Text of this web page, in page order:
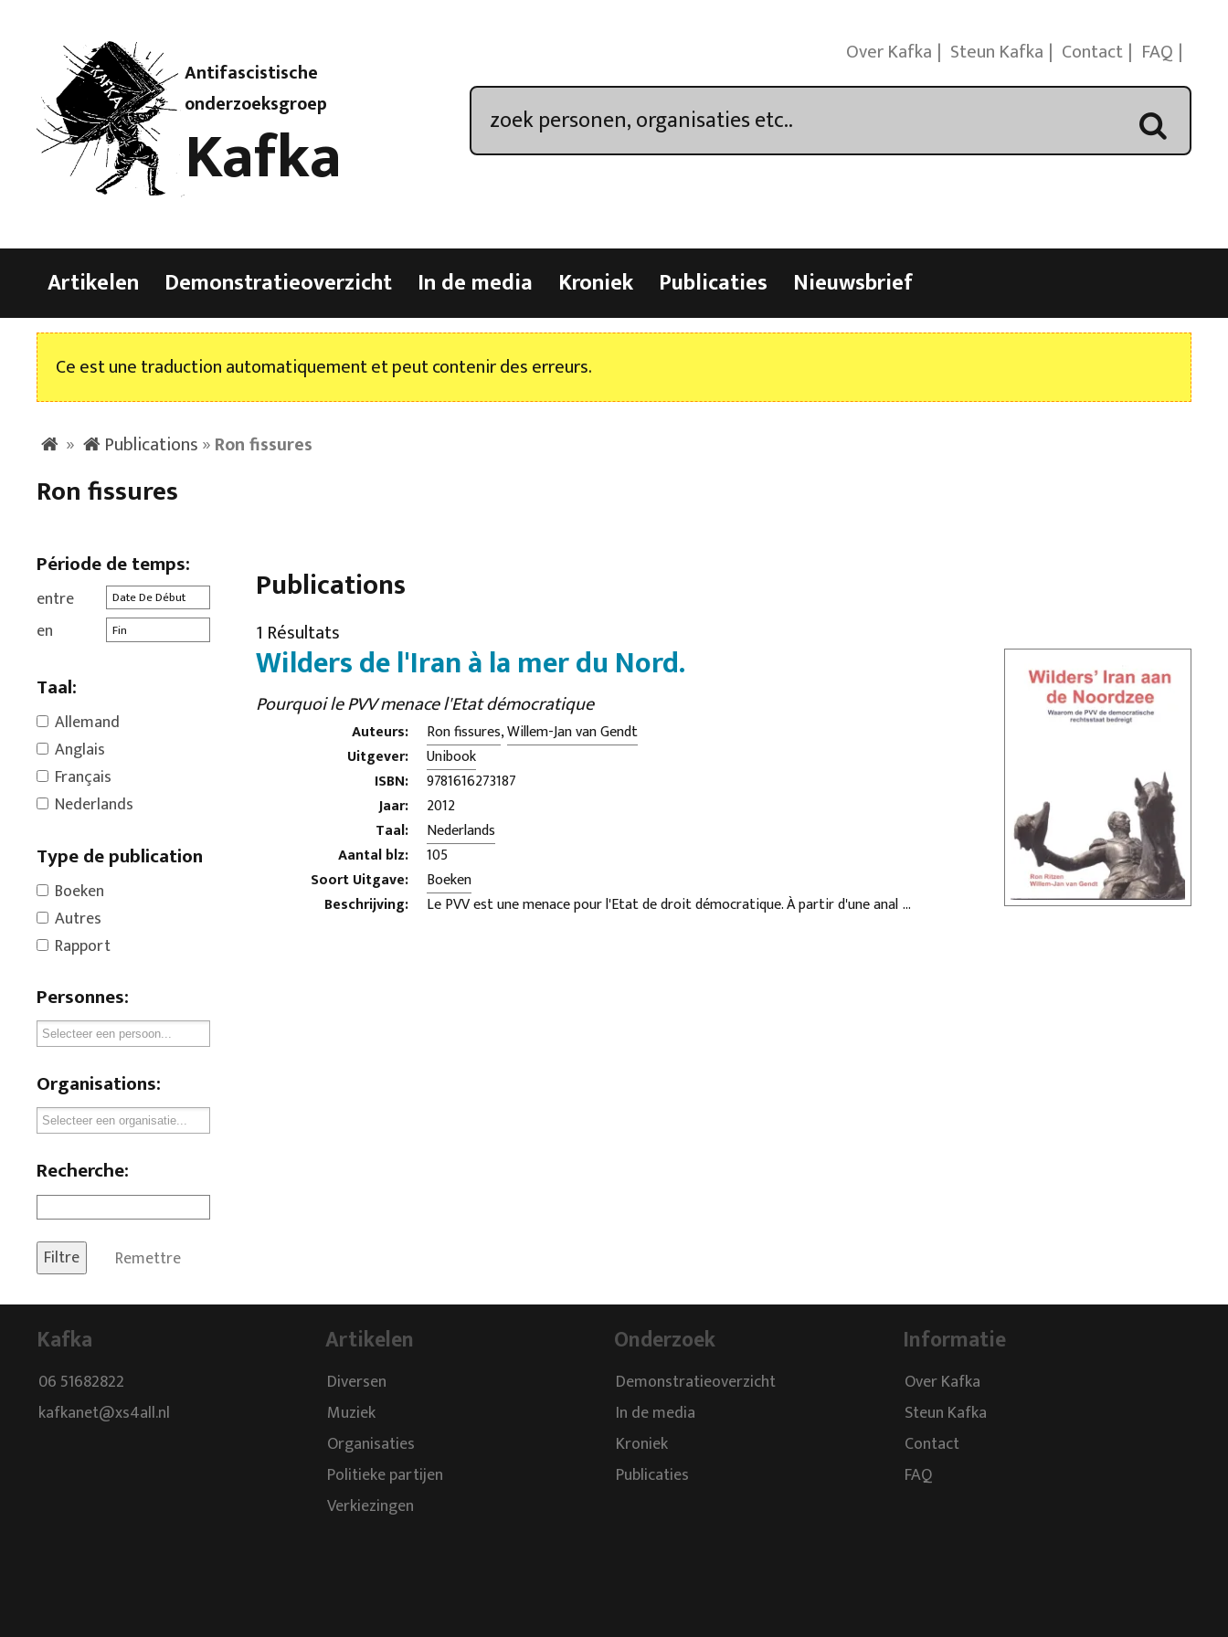
Antifascistische
onderzoeksgroep
Kafka
Over Kafka Steun Kafka Contact FAQ
Artikelen Demonstratieoverzicht In de media Kroniek Publicaties Nieuwsbrief
Ce est une traduction automatiquement et peut contenir des erreurs.
» Publications»Ron fissures
Ron fissures
Période de temps:
entre
en
Taal:
Allemand
Anglais
Français
Nederlands
Type de publication
Boeken
Autres
Rapport
Personnes:
Organisations:
Recherche:
Remettre
Publications
1 Résultats
Wilders de l'Iran à la mer du Nord.
Pourquoi le PVV menace l'Etat démocratique
Auteurs: Ron fissures,Willem-Jan van Gendt
Uitgever:
Unibook
ISBN:
9781616273187
Jaar:
2012
Taal:
Nederlands
Aantal blz:
105
Soort Uitgave:
Boeken
Beschrijving:
Le PVV est une menace pour l'Etat de droit démocratique. À partir d'une analyse
Kafka
06 51682822
kafkanet@xs4all.nl
Artikelen
Diversen
Muziek
Organisaties
Politieke partijen
Verkiezingen
Onderzoek
Demonstratieoverzicht
In de media
Kroniek
Publicaties
Informatie
Over Kafka
Steun Kafka
Contact
FAQ